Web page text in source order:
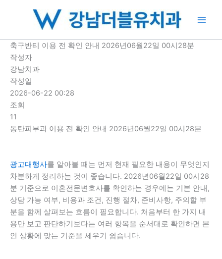
로 축구반티 이용 전 확인 안내 2026년06월22일 00시28분
작성자
강남치과
작성일
2026-06-22 00:28
조회
11
동탄피부과 이용 전 확인 안내 2026년06월22일 00시28분
광고대행사를 알아볼 때는 먼저 현재 필요한 내용이 무엇인지
차분하게 정리하는 것이 좋습니다. 2026년06월22일 00시28
분 기준으로 이혼전문변호사를 확인하는 경우에는 기본 안내,
상담 가능 여부, 비용과 조건, 진행 절차, 준비사항, 주의할 부
분을 함께 살펴보는 흐름이 필요합니다. 처음부터 한 가지 내
용만 보고 판단하기보다는 여러 항목을 순서대로 확인하면 본
인 상황에 맞는 기준을 세우기 쉽습니다.